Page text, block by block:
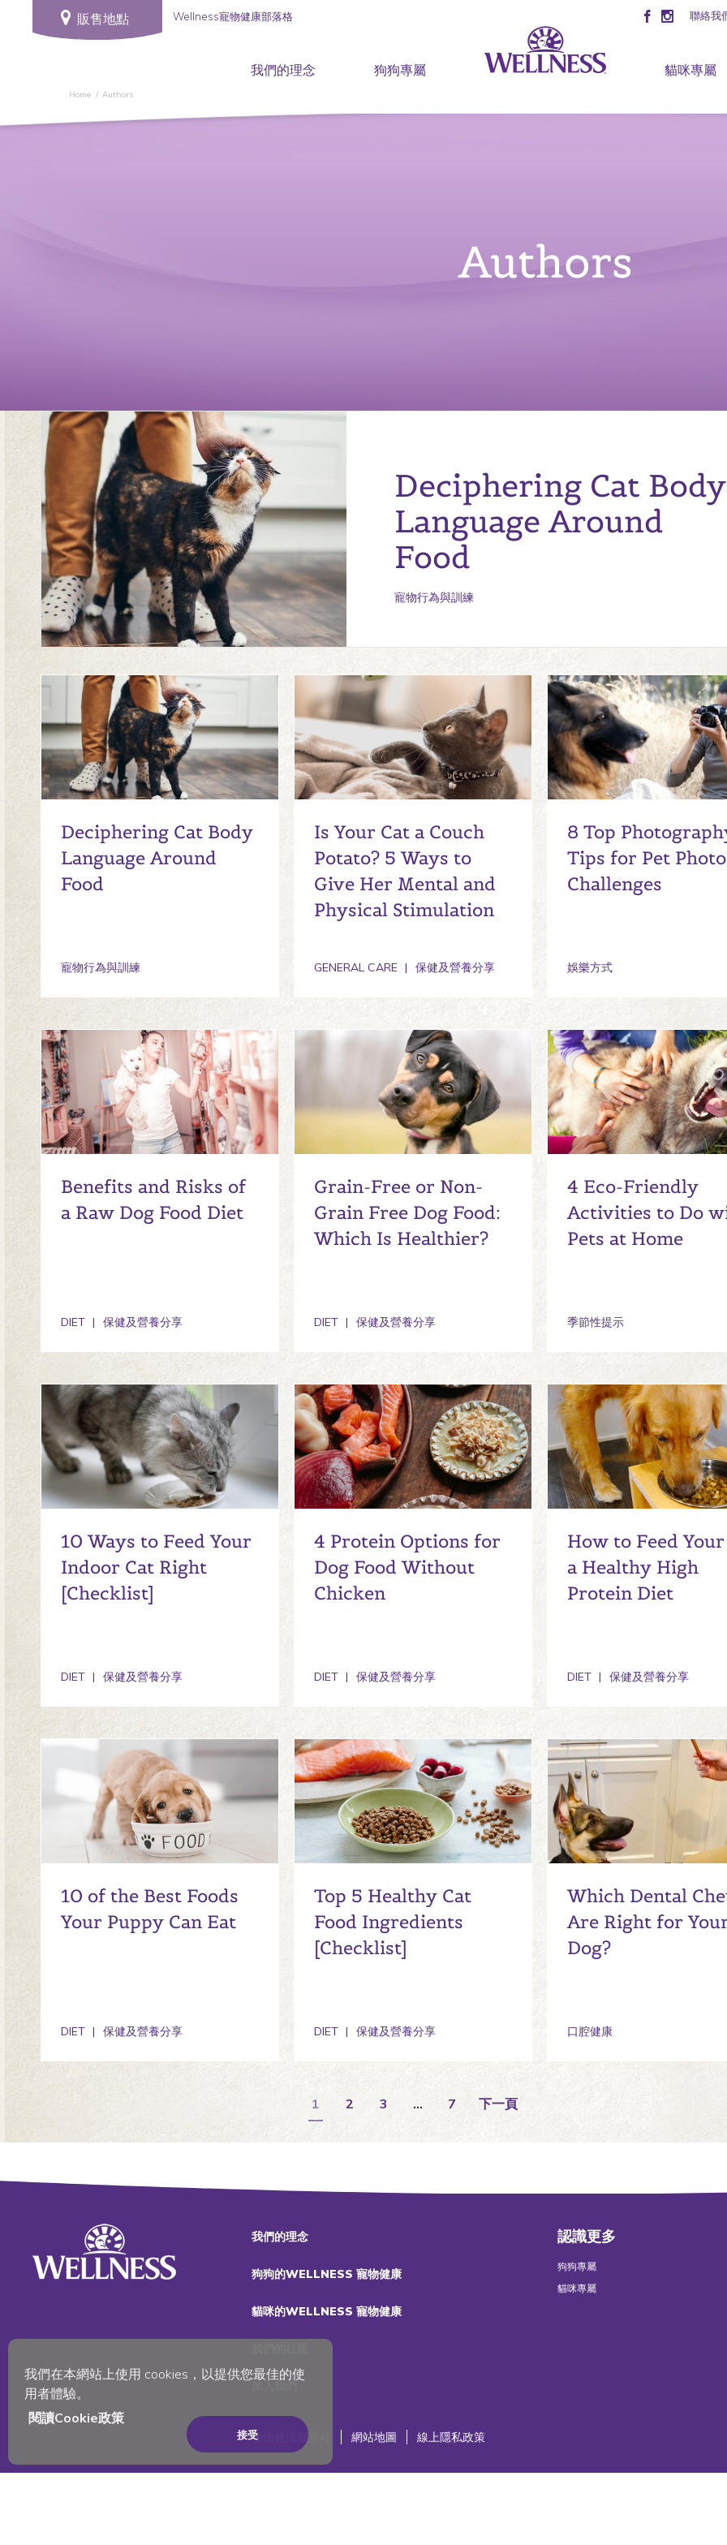
我們在本網站上使用 cookies，以提供您最佳的使
用者體驗。
閱讀Cookie政策
接受
販售地點 Wellness寵物健康部落格 聯絡我
我們的理念 狗狗專屬 貓咪專屬
Home Authors
Authors
Deciphering Cat Body
Language Around
Food
寵物行為與訓練
Deciphering Cat Body
Language Around
Food
寵物行為與訓練
Is Your Cat a Couch
Potato? 5 Ways to
Give Her Mental and
Physical Stimulation
GENERAL CARE 保健及營養分享
8 Top
Tips for Pet Photo
Challenges
娛樂方式
Benefits and Risks of
a Raw Dog Food Diet
DIET 保健及營養分享
Grain-Free or Non-
Grain Free Dog Food:
Which Is Healthier?
DIET 保健及營養分享
4 Eco-Friendly
Activities to Do
Pets at Home
季節性提示
10 Ways to Feed Your
Indoor Cat Right
[Checklist]
DIET 保健及營養分享
4 Protein Options for
Dog Food Without
Chicken
DIET 保健及營養分享
How to Feed
a Healthy High
Protein Diet
DIET 保健及營養分享
10 of the Best Foods
Your Puppy Can Eat
DIET 保健及營養分享
Top 5 Healthy Cat
Food Ingredients
[Checklist]
DIET 保健及營養分享
Which Dental
Are Right for
Dog?
口腔健康
1 2 3 … 7 下一頁
我們的理念
狗狗的WELLNESS 寵物健康
貓咪的WELLNESS 寵物健康
寵物健康部落格 網站地圖 線上隱私政策
認識更多
狗狗專屬
貓咪專屬